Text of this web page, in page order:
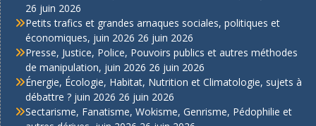
26 juin 2026
Petits trafics et grandes arnaques sociales, politiques et
économiques, juin 2026 26 juin 2026
Presse, Justice, Police, Pouvoirs publics et autres méthodes
de manipulation, juin 2026 26 juin 2026
Énergie, Écologie, Habitat, Nutrition et Climatologie, sujets à
débattre ? juin 2026 26 juin 2026
Sectarisme, Fanatisme, Wokisme, Genrisme, Pédophilie et